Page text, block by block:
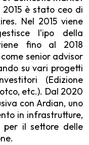
è stato ceo di
Nel 2015 viene
l’ipo della
fino al 2018
senior advisor
su vari progetti
(Edizione
etc.). Dal 2020
con Ardian, uno
in infrastrutture,
il settore delle